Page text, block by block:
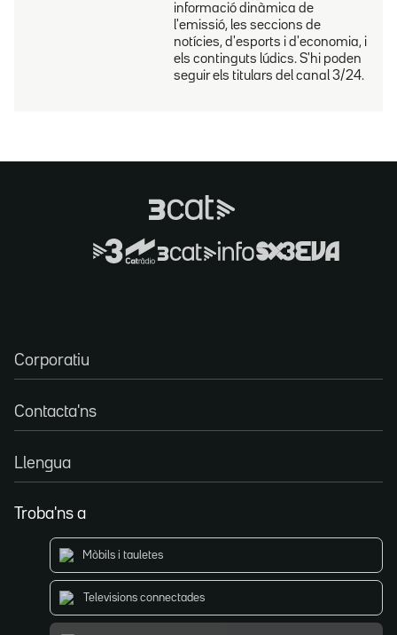
informació dinàmica de
l'emissió, les seccions de
notícies, d'esports i d'economia, i
els continguts lúdics. S'hi poden
seguir els titulars del canal 3/24.
Corporatiu
Contacta'ns
Llengua
Troba'ns a
Mòbils i tauletes
Televisions connectades